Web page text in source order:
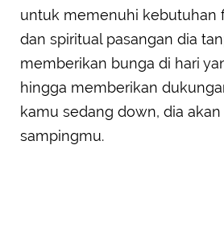
untuk memenuhi kebutuhan
dan spiritual pasangan dia
memberikan bunga di hari
hingga memberikan
kamu sedang down, dia
sampingmu.